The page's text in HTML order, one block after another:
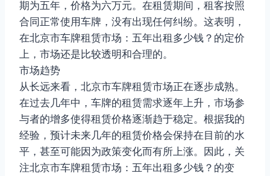
期为五年，价格为六万元。在租赁期间，租客按照
合同正常使用车牌，没有出现任何纠纷。这表明，
在北京市车牌租赁市场：五年出租多少钱？的定价
上，市场还是比较透明和合理的。
市场趋势
从长远来看，北京市车牌租赁市场正在逐步成熟。
在过去几年中，车牌的租赁需求逐年上升，市场参
与者的增多使得租赁价格逐渐趋于稳定。根据我的
经验，预计未来几年的租赁价格会保持在目前的水
平，甚至可能因为政策变化而有所上涨。因此，关
注北京市车牌租赁市场：五年出租多少钱？的变